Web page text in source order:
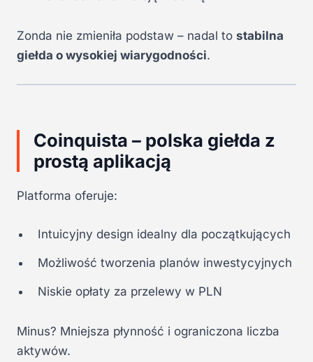
Zonda nie zmieniła podstaw – nadal to stabilna
giełda o wysokiej wiarygodności.
Coinquista – polska giełda z
prostą aplikacją
Platforma oferuje:
Intuicyjny design idealny dla początkujących
Możliwość tworzenia planów inwestycyjnych
Niskie opłaty za przelewy w PLN
Minus? Mniejsza płynność i ograniczona liczba
aktywów.